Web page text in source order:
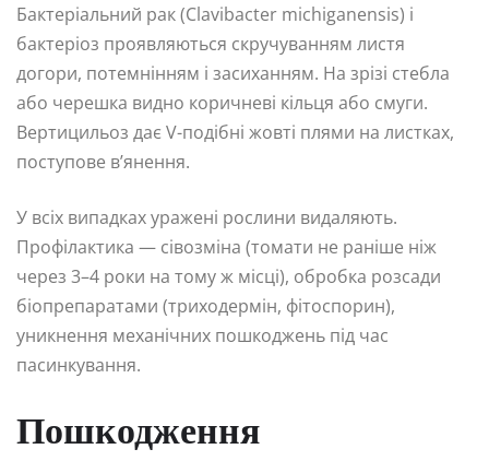
Бактеріальний рак (Clavibacter michiganensis) і
бактеріоз проявляються скручуванням листя
догори, потемнінням і засиханням. На зрізі стебла
або черешка видно коричневі кільця або смуги.
Вертицильоз дає V-подібні жовті плями на листках,
поступове в’янення.
У всіх випадках уражені рослини видаляють.
Профілактика — сівозміна (томати не раніше ніж
через 3–4 роки на тому ж місці), обробка розсади
біопрепаратами (триходермін, фітоспорин),
уникнення механічних пошкоджень під час
пасинкування.
Пошкодження